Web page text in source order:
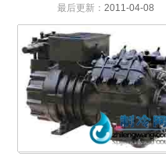
最后更新： 2011-04-08